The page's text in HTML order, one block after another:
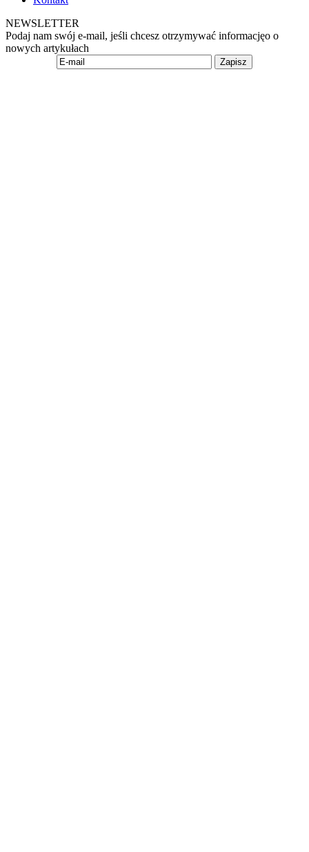
NEWSLETTER
Podaj nam swój e-mail, jeśli chcesz otrzymywać informacjęo o
nowych artykułach
Zapisz